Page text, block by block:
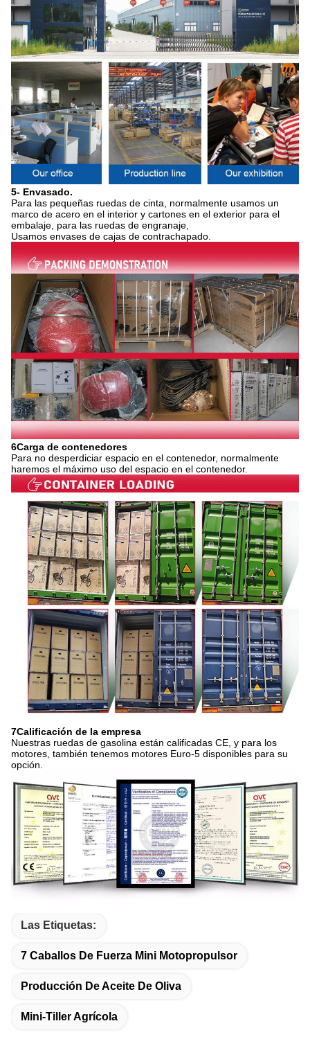
5- Envasado.
Para las pequeñas ruedas de cinta, normalmente usamos un
marco de acero en el interior y cartones en el exterior para el
embalaje, para las ruedas de engranaje,
Usamos envases de cajas de contrachapado.
6Carga de contenedores
Para no desperdiciar espacio en el contenedor, normalmente
haremos el máximo uso del espacio en el contenedor.
7Calificación de la empresa
Nuestras ruedas de gasolina están calificadas CE, y para los
motores, también tenemos motores Euro-5 disponibles para su
opción.
Las Etiquetas:
7 Caballos De Fuerza Mini Motopropulsor
Producción De Aceite De Oliva
Mini-Tiller Agrícola